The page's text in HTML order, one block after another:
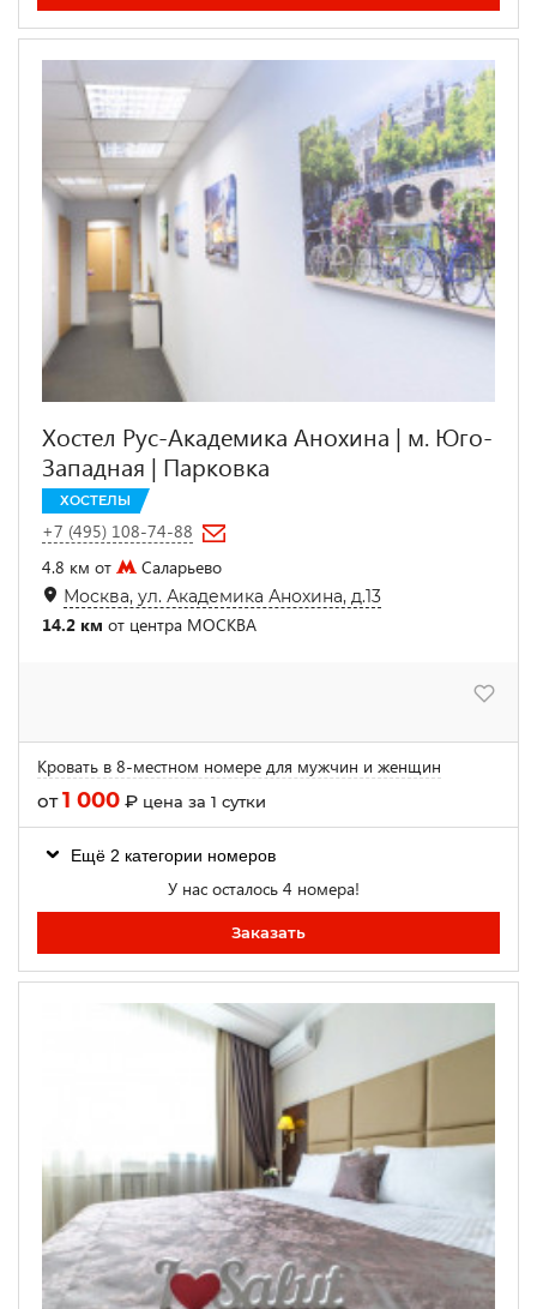
Хостел Рус-Академика Анохина | м. Юго-
Западная | Парковка
ХОСТЕЛЫ
+7 (495) 108-74-88
4.8 км от
Саларьево
Москва, ул. Академика Анохина, д.13
14.2 км от центра МОСКВА
Кровать в 8-местном номере для мужчин и женщин
от1 000 ₽ цена за 1 сутки
Ещё 2 категории номеров
У нас осталось 4 номера!
Заказать